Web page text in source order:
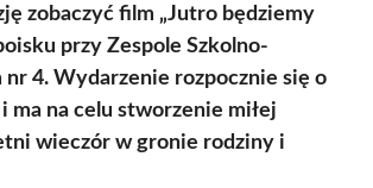
zobaczyć film „Jutro będziemy
przy Zespole Szkolno-
nr 4. Wydarzenie rozpocznie się o
ma na celu stworzenie miłej
wieczór w gronie rodziny i